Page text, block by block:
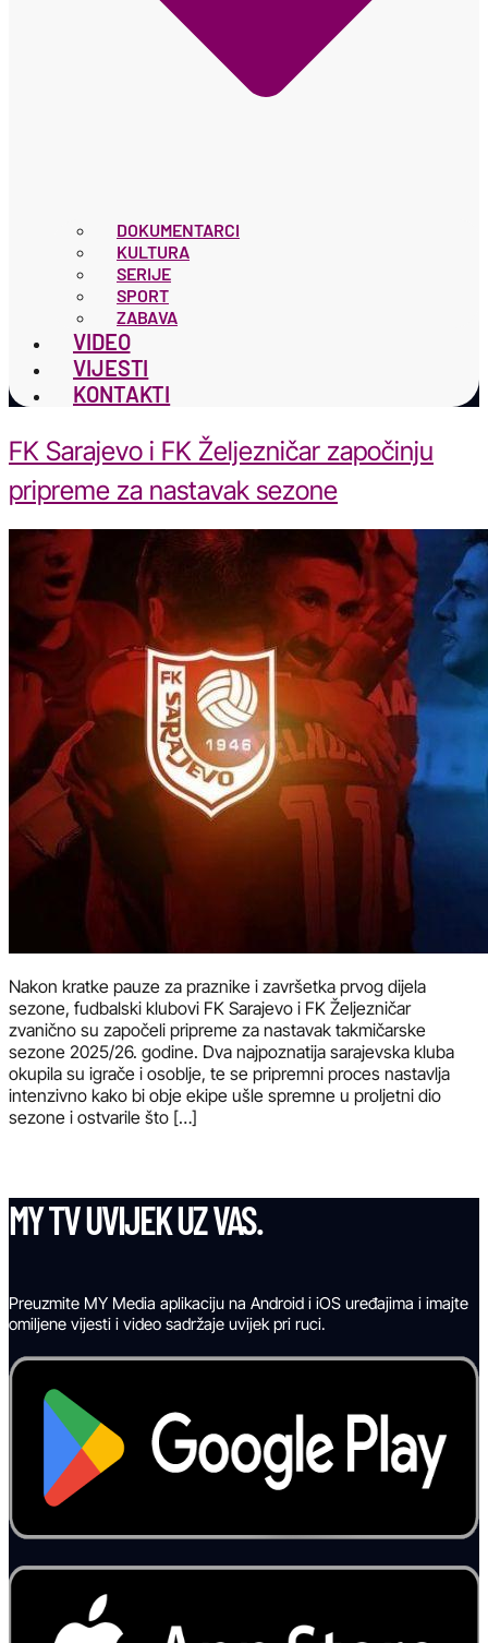
DOKUMENTARCI
KULTURA
SERIJE
SPORT
ZABAVA
VIDEO
VIJESTI
KONTAKTI
FK Sarajevo i FK Željezničar započinju
pripreme za nastavak sezone
Nakon kratke pauze za praznike i završetka prvog dijela
sezone, fudbalski klubovi FK Sarajevo i FK Željezničar
zvanično su započeli pripreme za nastavak takmičarske
sezone 2025/26. godine. Dva najpoznatija sarajevska kluba
okupila su igrače i osoblje, te se pripremni proces nastavlja
intenzivno kako bi obje ekipe ušle spremne u proljetni dio
sezone i ostvarile što […]
MY TV UVIJEK UZ VAS.
Preuzmite MY Media aplikaciju na Android i iOS uređajima i imajte
omiljene vijesti i video sadržaje uvijek pri ruci.